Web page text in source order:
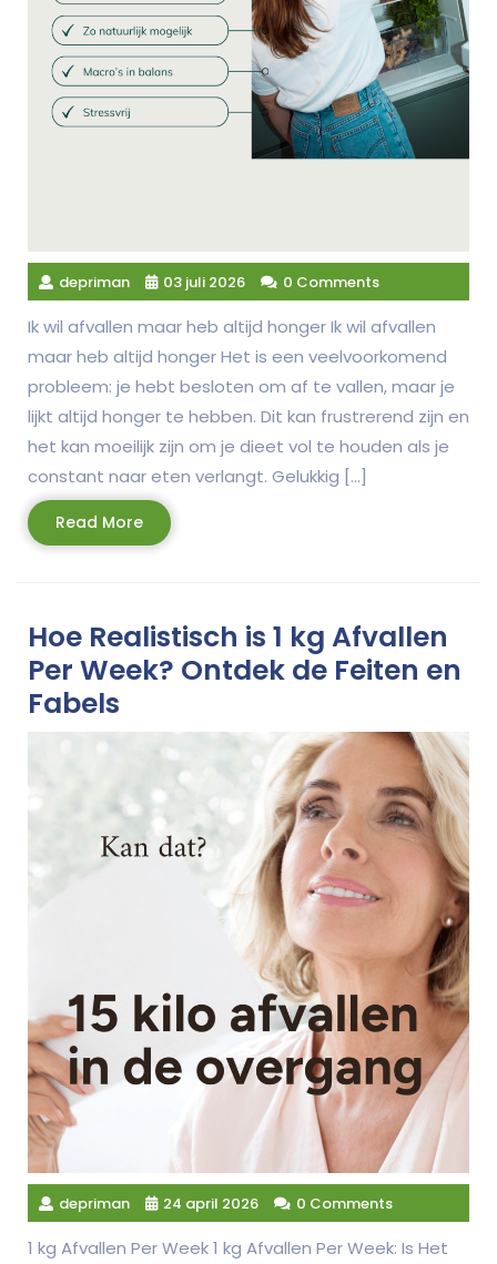
depriman 03 juli 2026 0 Comments
Ik wil afvallen maar heb altijd honger Ik wil afvallen
maar heb altijd honger Het is een veelvoorkomend
probleem: je hebt besloten om af te vallen, maar je
lijkt altijd honger te hebben. Dit kan frustrerend zijn en
het kan moeilijk zijn om je dieet vol te houden als je
constant naar eten verlangt. Gelukkig […]
Read MoreRead
More
Hoe Realistisch is 1 kg Afvallen
Per Week? Ontdek de Feiten en
Fabels
depriman 24 april 2026 0 Comments
1 kg Afvallen Per Week 1 kg Afvallen Per Week: Is Het